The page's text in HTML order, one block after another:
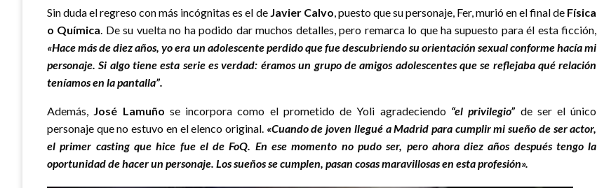
Sin duda el regreso con más incógnitas es el de Javier Calvo, puesto que su personaje, Fer, murió en el final de Física
o Química. De su vuelta no ha podido dar muchos detalles, pero remarca lo que ha supuesto para él esta ficción,
«Hace más de diez años, yo era un adolescente perdido quefue descubriendo su orientación sexual conforme hacía mi
personaje. Si algo tiene esta serie es verdad: éramos un grupo de amigos adolescentes que se reflejaba qué relación
teníamos en la pantalla”.
Además, José Lamuño se incorpora como el prometido de Yoli agradeciendo “el privilegio” de ser el único
personaje que no estuvo en el elenco original. «Cuando de joven llegué a Madrid para cumplir mi sueño de ser actor,
el primer casting que hice fue el deFoQ. En ese momento no pudo ser, pero ahora diez años después tengo la
oportunidad de hacer un personaje. Los sueños se cumplen, pasan cosas maravillosas en esta profesión».